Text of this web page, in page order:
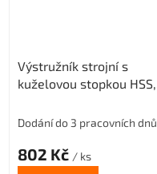
Výstružník strojní s
kuželovou stopkou HSS,
Dodání do 3 pracovních dnů
802 Kč / ks